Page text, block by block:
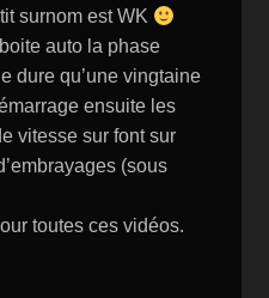
surnom est WK
auto la phase
dure qu’une vingtaine
ensuite les
vitesse sur font sur
(sous
toutes ces vidéos.